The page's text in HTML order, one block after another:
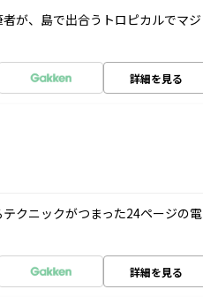
が、島で出合うトロピカルでマジ
詳細を見る
クニックがつまった24ページの電
詳細を見る